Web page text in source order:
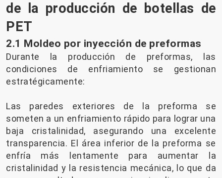
de la producción de botellas de
PET
2.1 Moldeo por inyección de preformas
Durante la producción de preformas, las
condiciones de enfriamiento se gestionan
estratégicamente:
Las paredes exteriores de la preforma se
someten a un enfriamiento rápido para lograr una
baja cristalinidad, asegurando una excelente
transparencia. El área inferior de la preforma se
enfría más lentamente para aumentar la
cristalinidad y la resistencia mecánica, lo que da